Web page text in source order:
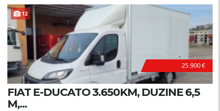
12
25.900 €
FIAT E-DUCATO 3.650KM, DUZINE 6,5
M,...